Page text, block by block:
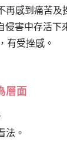
再感到痛苦及
侵害中存活下
有受挫感。
層面
法。